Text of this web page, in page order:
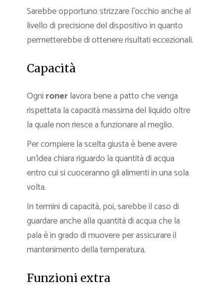
Sarebbe opportuno strizzare l’occhio anche al
livello di precisione del dispositivo in quanto
permetterebbe di ottenere risultati eccezionali.
Capacità
Ogni ronerlavora bene a patto che venga
rispettata la capacità massima del liquido oltre
la quale non riesce a funzionare al meglio.
Per compiere la scelta giusta è bene avere
un’idea chiara riguardo la quantità di acqua
entro cui si cuoceranno gli alimenti in una sola
volta.
In termini di capacità, poi, sarebbe il caso di
guardare anche alla quantità di acqua che la
pala è in grado di muovere per assicurare il
mantenimento della temperatura.
Funzioni extra